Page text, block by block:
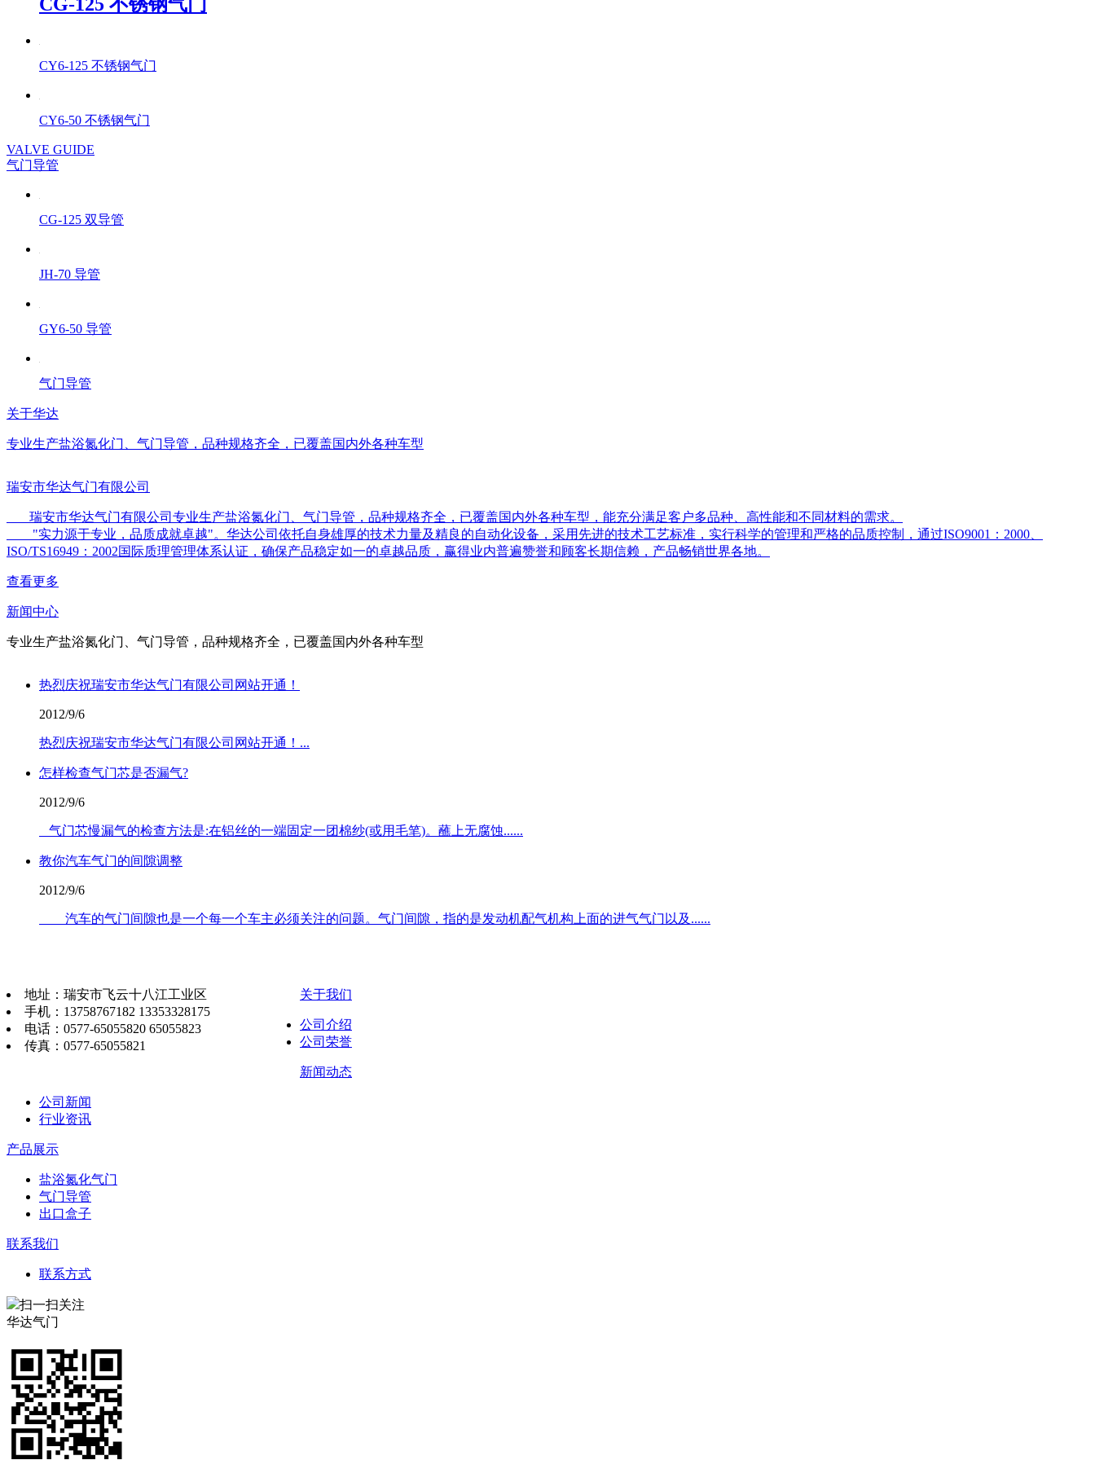
CY6-125 不锈钢气门
CY6-50 不锈钢气门
VALVE GUIDE
气门导管
CG-125 双导管
JH-70 导管
GY6-50 导管
气门导管
关于华达
专业生产盐浴氮化门、气门导管，品种规格齐全，已覆盖国内外各种车型
瑞安市华达气门有限公司
瑞安市华达气门有限公司专业生产盐浴氮化门、气门导管，品种规格齐全，已覆盖国内外各种车型，能充分满足客户多品种、高性能和不同材料的需求。
"实力源于专业，品质成就卓越"。华达公司依托自身雄厚的技术力量及精良的自动化设备，采用先进的技术工艺标准，实行科学的管理和严格的品质控制，通过ISO9001：2000、
ISO/TS16949：2002国际质理管理体系认证，确保产品稳定如一的卓越品质，赢得业内普遍赞誉和顾客长期信赖，产品畅销世界各地。
查看更多
新闻中心
专业生产盐浴氮化门、气门导管，品种规格齐全，已覆盖国内外各种车型
热烈庆祝瑞安市华达气门有限公司网站开通！
2012/9/6
热烈庆祝瑞安市华达气门有限公司网站开通！...
怎样检查气门芯是否漏气?
2012/9/6
气门芯慢漏气的检查方法是:在铝丝的一端固定一团棉纱(或用毛笔)。蘸上无腐蚀......
教你汽车气门的间隙调整
2012/9/6
汽车的气门间隙也是一个每一个车主必须关注的问题。气门间隙，指的是发动机配气机构上面的进气气门以及......
地址：瑞安市飞云十八江工业区
手机：13758767182 13353328175
电话：0577-65055820 65055823
传真：0577-65055821
关于我们
公司介绍
公司荣誉
新闻动态
公司新闻
行业资讯
产品展示
盐浴氮化气门
气门导管
出口盒子
联系我们
联系方式
扫一扫关注
华达气门